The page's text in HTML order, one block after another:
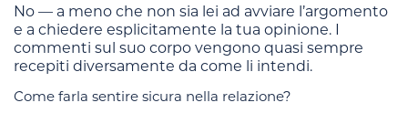
No — a meno che non sia lei ad avviare l’argomento
e a chiedere esplicitamente la tua opinione. I
commenti sul suo corpo vengono quasi sempre
recepiti diversamente da come li intendi.
Come farla sentire sicura nella relazione?